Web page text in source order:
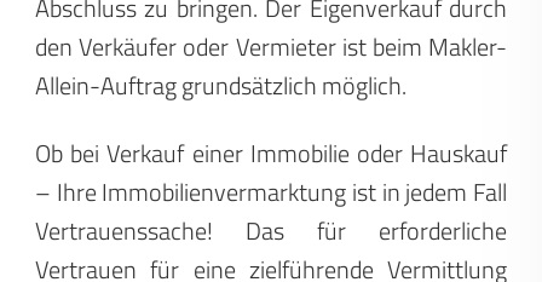
Abschluss zu bringen. Der Eigenverkauf durch
den Verkäufer oder Vermieter ist beim Makler-
Allein-Auftrag grundsätzlich möglich.
Ob bei Verkauf einer Immobilie oder Hauskauf
– Ihre Immobilienvermarktung ist in jedem Fall
Vertrauenssache! Das für erforderliche
Vertrauen für eine zielführende Vermittlung